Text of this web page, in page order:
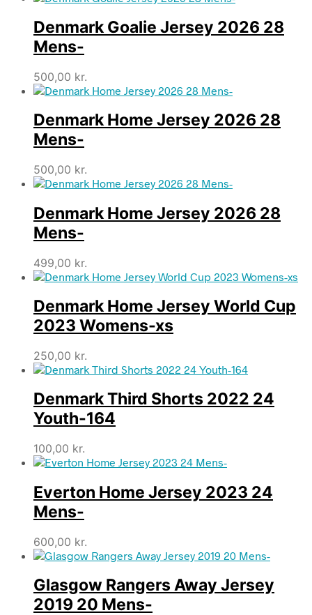
Denmark Goalie Jersey 2026 28
Mens-
500,00 kr.
Denmark Home Jersey 2026 28
Mens-
500,00 kr.
Denmark Home Jersey 2026 28
Mens-
499,00 kr.
Denmark Home Jersey World Cup
2023 Womens-xs
250,00 kr.
Denmark Third Shorts 2022 24
Youth-164
100,00 kr.
Everton Home Jersey 2023 24
Mens-
600,00 kr.
Glasgow Rangers Away Jersey
2019 20 Mens-